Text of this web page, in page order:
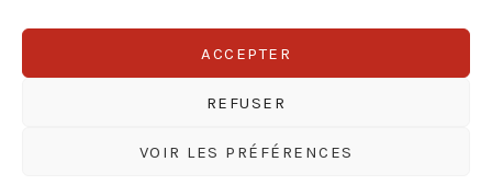
ACCEPTER
REFUSER
VOIR LES PRÉFÉRENCES
© 2026 CHAPEAU